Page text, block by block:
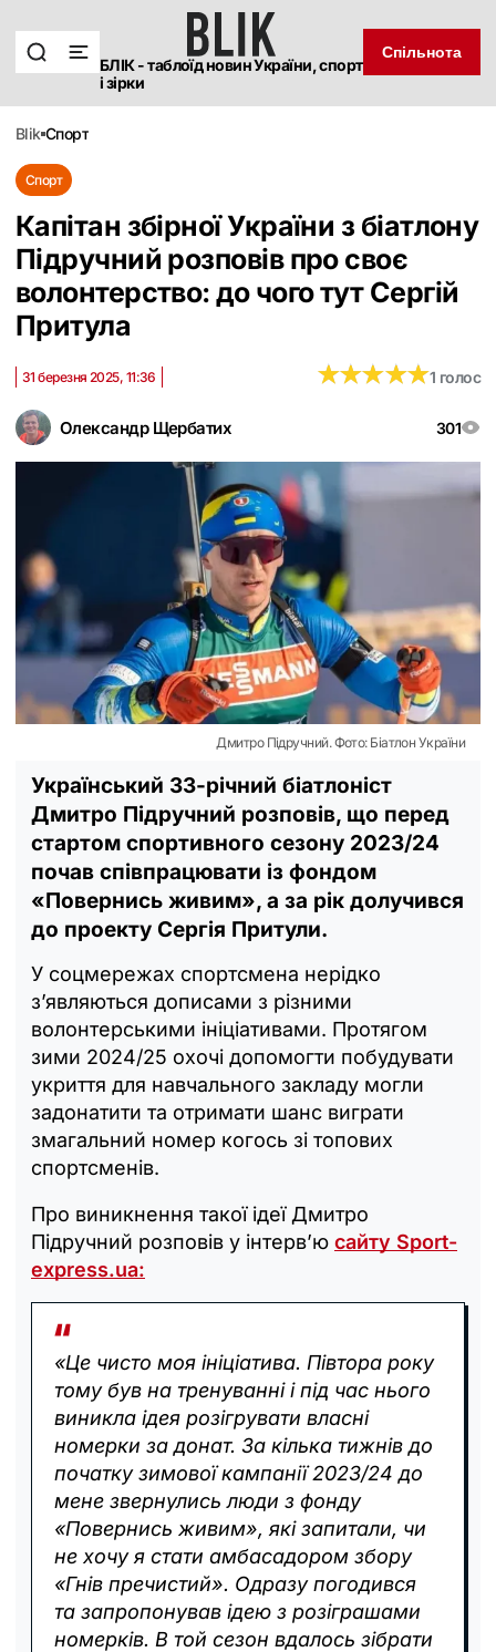
БЛІК - таблоїд новин України, спорт
і зірки
Спільнота
blik спорт
Спорт
Капітан збірної України з біатлону
Підручний розповів про своє
волонтерство: до чого тут Сергій
Притула
Олександр Щербатих 301
31 березня 2025, 11:36 ★★★★★
★★★★★1 голос
Дмитро Підручний. Фото: Біатлон України
Український 33-річний біатлоніст
Дмитро Підручний розповів, що перед
стартом спортивного сезону 2023/24
почав співпрацювати із фондом
«Повернись живим», а за рік долучився
до проекту Сергія Притули.
У соцмережах спортсмена нерідко
з’являються дописами з різними
волонтерськими ініціативами. Протягом
зими 2024/25 охочі допомогти побудувати
укриття для навчального закладу могли
задонатити та отримати шанс виграти
змагальний номер когось зі топових
спортсменів.
Про виникнення такої ідеї Дмитро
Підручний розповів у інтерв’ю сайту Sport-
express.ua:
«Це чисто моя ініціатива. Півтора року
тому був на тренуванні і під час нього
виникла ідея розігрувати власні
номерки за донат. За кілька тижнів до
початку зимової кампанії 2023/24 до
мене звернулись люди з фонду
«Повернись живим», які запитали, чи
не хочу я стати амбасадором збору
«Гнів пречистий». Одразу погодився
та запропонував ідею з розіграшами
номерків. В той сезон вдалось зібрати